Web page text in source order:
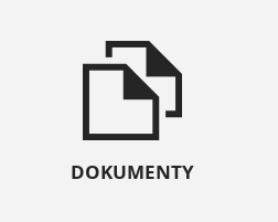
DOKUMENTY